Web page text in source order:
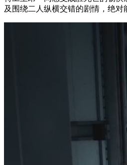
及围绕二人纵横交错的剧情，绝对